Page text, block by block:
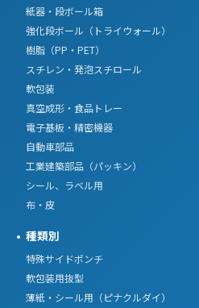
紙器・段ボール箱
強化段ボール（トライウォール）
樹脂（PP・PET）
スチレン・発泡スチロール
軟包装
真空成形・食品トレー
電子基板・精密機器
自動車部品
工業建築部品（パッキン）
シール、ラベル用
布・皮
種類別
特殊サイドポンチ
軟包装用抜型
薄紙・シール用（ピナクルダイ）